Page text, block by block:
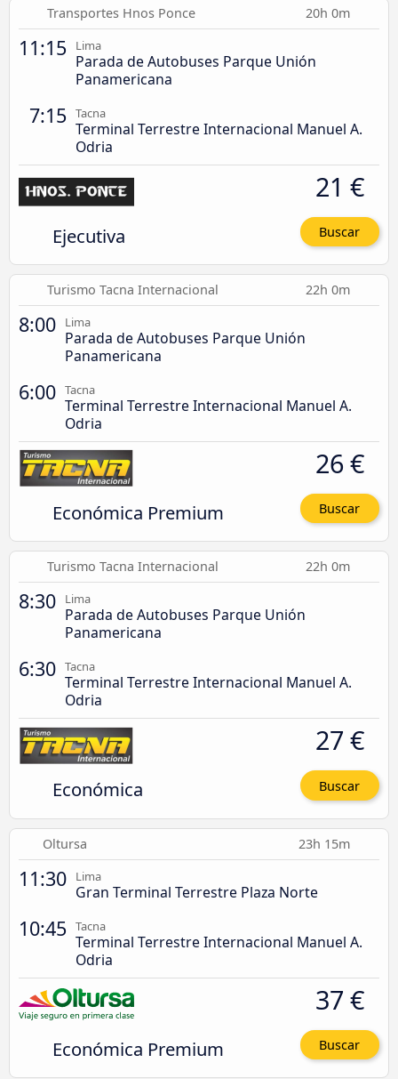
Transportes Hnos Ponce 20h 0m
11:15 Lima
Parada de Autobuses Parque Unión
Panamericana
7:15 Tacna
Terminal Terrestre Internacional Manuel A.
Odria
Ejecutiva
21 €
Buscar
Turismo Tacna Internacional 22h 0m
8:00 Lima
Parada de Autobuses Parque Unión
Panamericana
6:00 Tacna
Terminal Terrestre Internacional Manuel A.
Odria
Económica Premium
26 €
Buscar
Turismo Tacna Internacional 22h 0m
8:30 Lima
Parada de Autobuses Parque Unión
Panamericana
6:30 Tacna
Terminal Terrestre Internacional Manuel A.
Odria
Económica
27 €
Buscar
Oltursa 23h 15m
11:30 Lima
Gran Terminal Terrestre Plaza Norte
10:45 Tacna
Terminal Terrestre Internacional Manuel A.
Odria
Económica Premium
37 €
Buscar